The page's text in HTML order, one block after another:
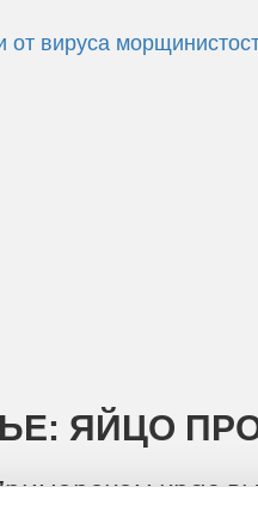
вируса
ЯЙЦО
крае